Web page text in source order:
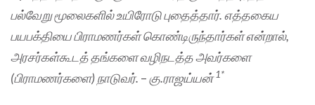
பல்வேறு மூலைகளில் உயிரோடு புதைத்தார். எத்தகைய
பயபக்தியை பிராமணர்கள் கொண்டிருந்தார்கள் என்றால்,
அரசர்கள்கூடத் தங்களை வழிநடத்த அவர்களை
(பிராமணர்களை) நாடுவர். –கு.ராஜய்யன்1*